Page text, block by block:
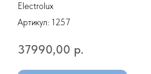
Electrolux
Артикул: 1257
37990,00 р.